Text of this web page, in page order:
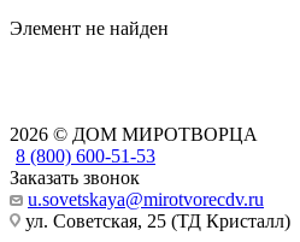
Элемент не найден
2026 © ДОМ МИРОТВОРЦА
8 (800) 600-51-53
Заказать звонок
u.sovetskaya@mirotvorecdv.ru
ул. Советская, 25 (ТД Кристалл)